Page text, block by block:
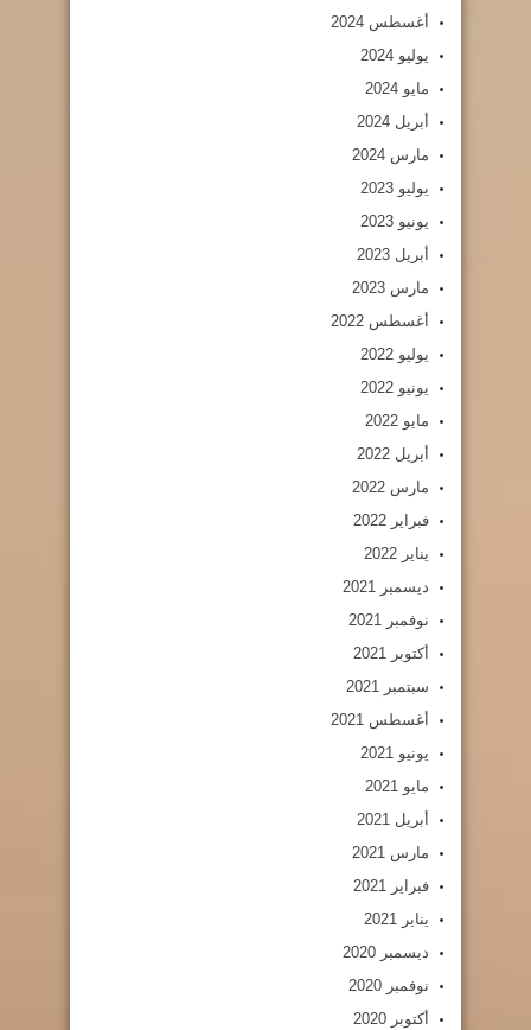
أغسطس 2024
يوليو 2024
مايو 2024
أبريل 2024
مارس 2024
يوليو 2023
يونيو 2023
أبريل 2023
مارس 2023
أغسطس 2022
يوليو 2022
يونيو 2022
مايو 2022
أبريل 2022
مارس 2022
فبراير 2022
يناير 2022
ديسمبر 2021
نوفمبر 2021
أكتوبر 2021
سبتمبر 2021
أغسطس 2021
يونيو 2021
مايو 2021
أبريل 2021
مارس 2021
فبراير 2021
يناير 2021
ديسمبر 2020
نوفمبر 2020
أكتوبر 2020